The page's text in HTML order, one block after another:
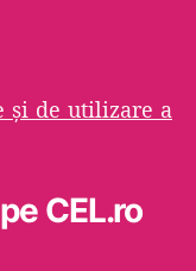
şi de utilizare a
CEL.ro